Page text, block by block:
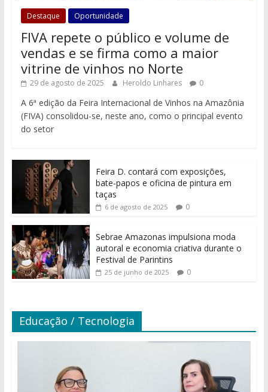
Destaque Oportunidade
FIVA repete o público e volume de
vendas e se firma como a maior
vitrine de vinhos no Norte
29 de agosto de 2025 Heroldo Linhares 0
A 6ª edição da Feira Internacional de Vinhos na Amazônia
(FIVA) consolidou-se, neste ano, como o principal evento
do setor
Feira D. contará com exposições,
bate-papos e oficina de pintura em
taças
6 de agosto de 2025 0
Sebrae Amazonas impulsiona moda
autoral e economia criativa durante o
Festival de Parintins
25 de junho de 2025 0
Educação / Tecnologia